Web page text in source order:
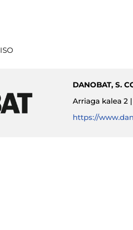
DANOBAT, S.
Arriaga kalea 2
https://